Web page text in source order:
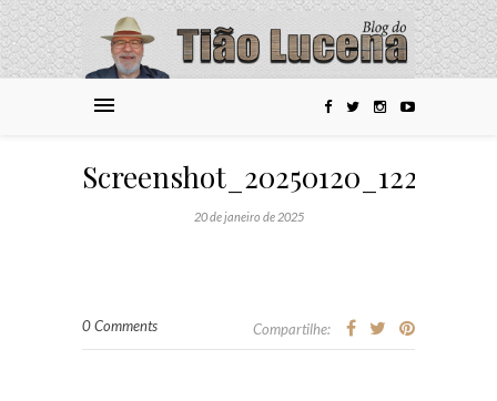
20 de janeiro de 2025
0 Comments Compartilhe: